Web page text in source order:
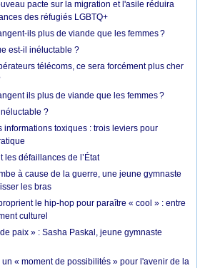
pacte sur la migration et l'asile réduira
des réfugiés LGBTQ+
ils plus de viande que les femmes ?
est-il inéluctable ?
télécoms, ce sera forcément plus cher
ils plus de viande que les femmes ?
?
informations toxiques : trois leviers pour
les défaillances de l’État
à cause de la guerre, une jeune gymnaste
les bras
le hip-hop pour paraître « cool » : entre
culturel
paix » : Sasha Paskal, jeune gymnaste
« moment de possibilités » pour l'avenir de la